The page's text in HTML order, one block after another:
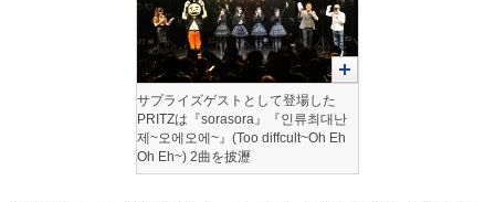
サプライズゲストとして登場した
PRITZは『sorasora』『인류최대난
제~오에오에~』(Too diffcult~Oh Eh
Oh Eh~) 2曲を披瀝